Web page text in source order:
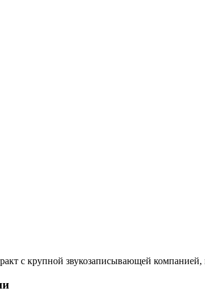
с крупной звукозаписывающей